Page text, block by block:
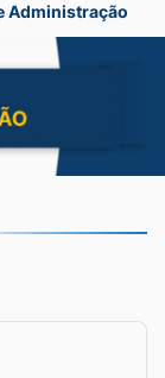
Administração